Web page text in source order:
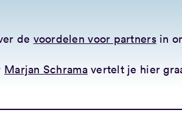
de voordelen voor partnersin
Marjan Schramavertelt je hier